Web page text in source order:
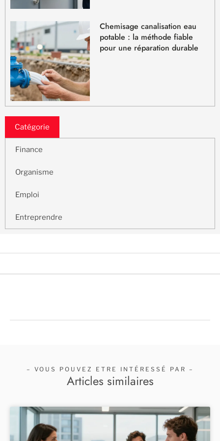
Chemisage canalisation eau
potable : la méthode fiable
pour une réparation durable
Catégorie
Finance
Organisme
Emploi
Entreprendre
– VOUS POUVEZ ETRE INTÉRESSÉ PAR –
Articles similaires